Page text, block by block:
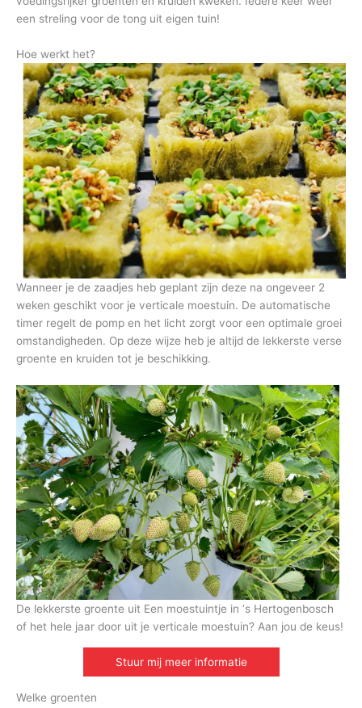
een streling voor de tong uit eigen tuin!
Hoe werkt het?
Wanneer je de zaadjes heb geplant zijn deze na ongeveer 2
weken geschikt voor je verticale moestuin. De automatische
timer regelt de pomp en het licht zorgt voor een optimale groei
omstandigheden. Op deze wijze heb je altijd de lekkerste verse
groente en kruiden tot je beschikking.
De lekkerste groente uit Een moestuintje in ‘s Hertogenbosch
of het hele jaar door uit je verticale moestuin? Aan jou de keus!
Stuur mij meer informatie
Welke groenten